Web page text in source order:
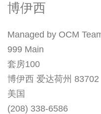
博伊西
Managed by OCM
999 Main
套房100
博伊西 爱达荷州 83702
美国
(208) 338-6586